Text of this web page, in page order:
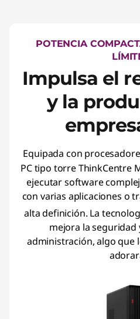
POTENCIA
Impulsa el
y la
Equipada con
PC tipo torre ThinkCentre
ejecutar software
con varias aplicaciones o
alta definición. La
mejora la seguridad
administración, algo que